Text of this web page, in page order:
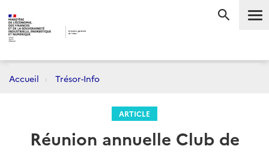
Accueil Trésor-Info
ARTICLE
Réunion annuelle Club de